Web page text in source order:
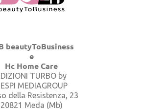
beautyToBusiness
e
Hc Home Care
TURBO by
MEDIAGROUP
della Resistenza, 23
20821 Meda (Mb)